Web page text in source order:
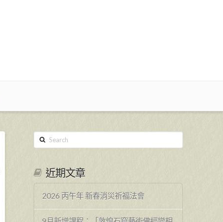
Search
近期文章
2026 丙午年 新春消災祈福法會